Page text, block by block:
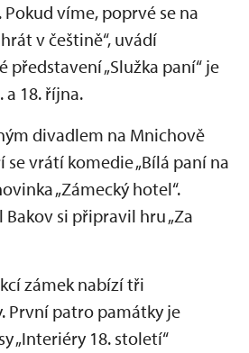
víme, poprvé se na
v češtině“, uvádí
představení „Služka paní“ je
a 18. října.
divadlem na Mnichově
vrátí komedie „Bílá paní na
„Zámecký hotel“.
si připravil hru „Za
zámek nabízí tři
První patro památky je
„Interiéry 18. století“